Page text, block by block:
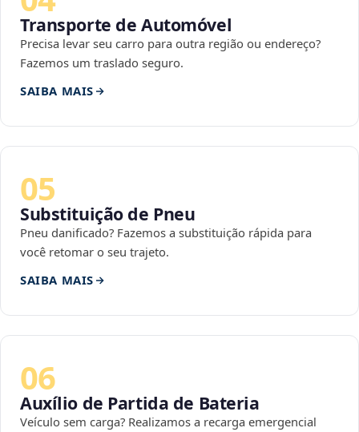
Transporte de Automóvel
Precisa levar seu carro para outra região ou endereço?
Fazemos um traslado seguro.
SAIBA MAIS
05
Substituição de Pneu
Pneu danificado? Fazemos a substituição rápida para
você retomar o seu trajeto.
SAIBA MAIS
06
Auxílio de Partida de Bateria
Veículo sem carga? Realizamos a recarga emergencial